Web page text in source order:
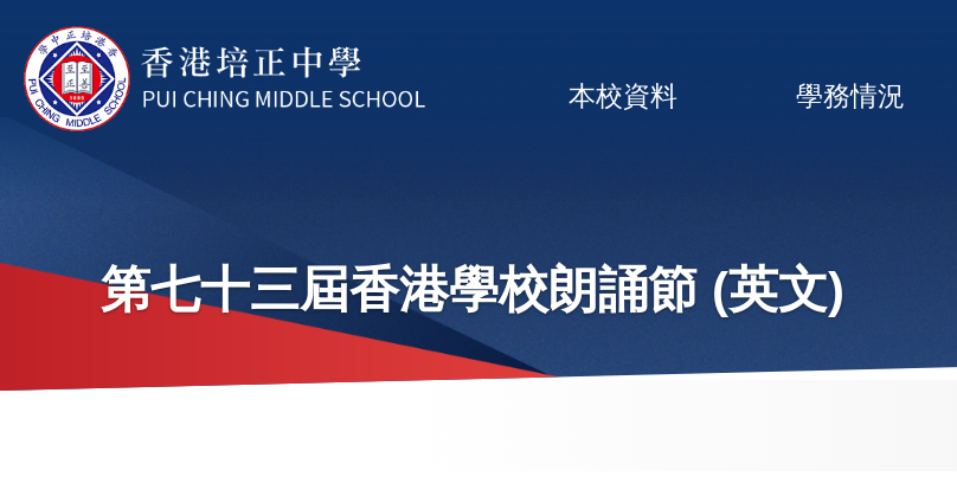
navigation
本校資料 學務情況
第七十三屆香港學校朗誦節 (英文)